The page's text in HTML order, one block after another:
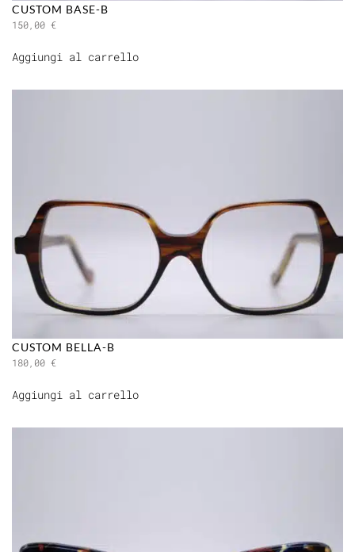
CUSTOM BASE-B
150,00 €
Aggiungi al carrello
CUSTOM BELLA-B
180,00 €
Aggiungi al carrello